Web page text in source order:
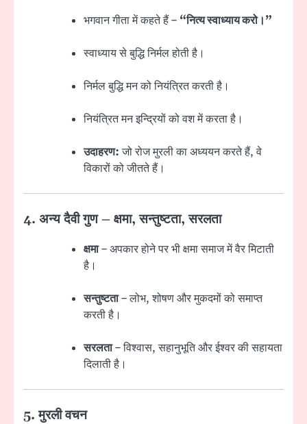
भगवान गीता में कहते हैं – “नित्य स्वाध्याय करो।”
स्वाध्याय से बुद्धि निर्मल होती है।
निर्मल बुद्धि मन को नियंत्रित करती है।
नियंत्रित मन इन्द्रियों को वश में करता है।
उदाहरण:जो रोज मुरली का अध्ययन करते हैं, वे
विकारों को जीतते हैं।
4. अन्य दैवी गुण – क्षमा, सन्तुष्टता, सरलता
क्षमा– अपकार होने पर भी क्षमा समाज में वैर मिटाती
है।
सन्तुष्टता– लोभ, शोषण और मुकदमों को समाप्त
करती है।
सरलता– विश्वास, सहानुभूति और ईश्वर की सहायता
दिलाती है।
5. मुरली वचन